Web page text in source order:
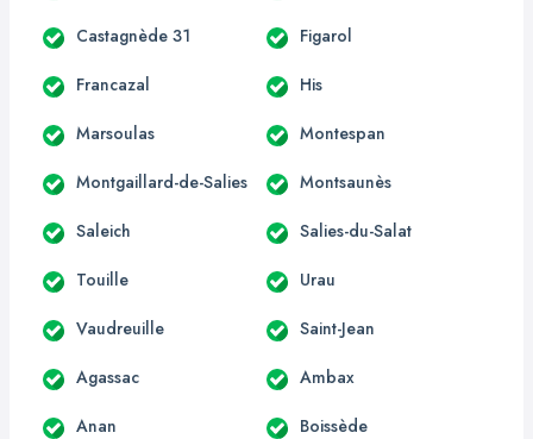
Castagnède 31 Figarol
Francazal His
Marsoulas Montespan
Montgaillard-de-Salies Montsaunès
Saleich Salies-du-Salat
Touille Urau
Vaudreuille Saint-Jean
Agassac Ambax
Anan Boissède